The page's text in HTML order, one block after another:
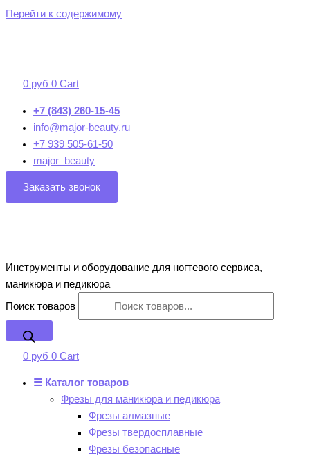
Перейти к содержимому
0 руб 0 Cart
+7 (843) 260-15-45
info@major-beauty.ru
+7 939 505-61-50
major_beauty
Заказать звонок
Инструменты и оборудование для ногтевого сервиса,
маникюра и педикюра
Поиск товаров
0 руб 0 Cart
☰ Каталог товаров
Фрезы для маникюра и педикюра
Фрезы алмазные
Фрезы твердосплавные
Фрезы безопасные